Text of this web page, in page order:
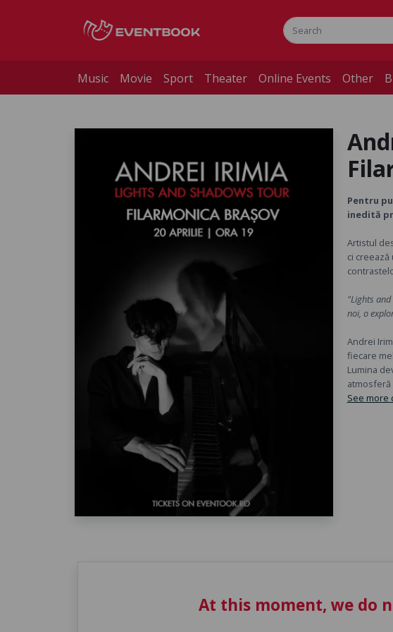
Music Movie Sport Theater Online Events Other
Pentru
inedită
Artistul
ci
"Lights
noi, o
Andrei
fiecare
Lumina
atmosferă
See more
At this moment, we do